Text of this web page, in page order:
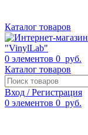
Каталог товаров
0 элементов 0 руб.
Каталог товаров
Вход / Регистрация
0 элементов 0 руб.